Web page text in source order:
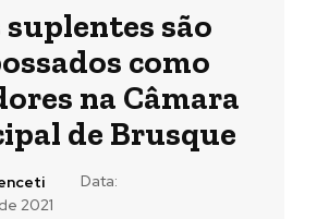
suplentes são
como
na Câmara
de Brusque
Data:
2021